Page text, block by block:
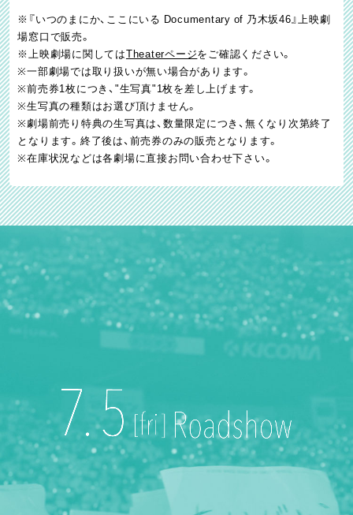
※『いつのまにか、ここにいる Documentary of 乃木坂46』上映劇
場窓口で販売。
※上映劇場に関してはTheaterページをご確認ください。
※一部劇場では取り扱いが無い場合があります。
※前売券1枚につき、"生写真"1枚を差し上げます。
※生写真の種類はお選び頂けません。
※劇場前売り特典の生写真は、数量限定につき、無くなり次第終了
となります。終了後は、前売券のみの販売となります。
※在庫状況などは各劇場に直接お問い合わせ下さい。